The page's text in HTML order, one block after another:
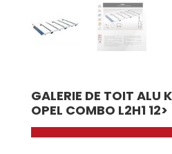
GALERIE DE TOIT ALU
OPEL COMBO L2H1 12>